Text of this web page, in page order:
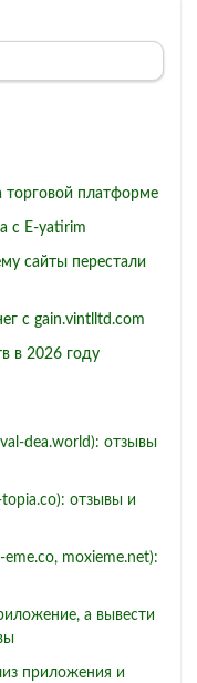
платформе
с E-yatirim
сайты перестали
с gain.vintlltd.com
в 2026 году
dea.world): отзывы
topia.co): отзывы и
moxieme.net):
а вывести
приложения и